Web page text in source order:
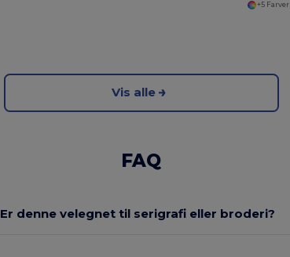
+5 Farver
Vis alle
FAQ
Er denne velegnet til serigrafi eller broderi?